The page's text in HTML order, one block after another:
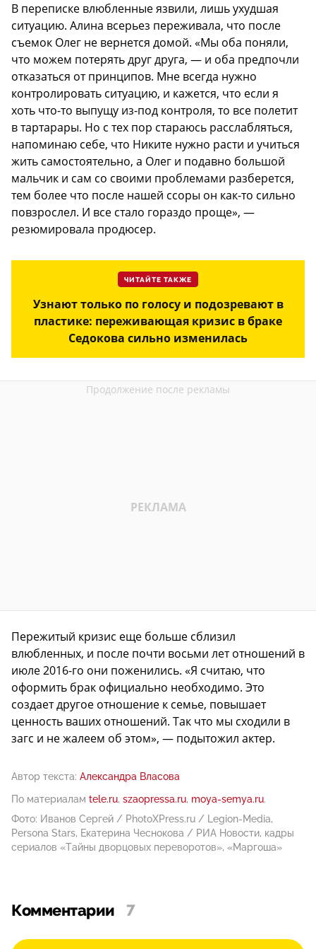
В переписке влюбленные язвили, лишь ухудшая
ситуацию. Алина всерьез переживала, что после
съемок Олег не вернется домой. «Мы оба поняли,
что можем потерять друг друга, — и оба предпочли
отказаться от принципов. Мне всегда нужно
контролировать ситуацию, и кажется, что если я
хоть что-то выпущу из-под контроля, то все полетит
в тартарары. Но с тех пор стараюсь расслаб­ляться,
напоминаю себе, что Никите нужно расти и учиться
жить самостоятельно, а Олег и подавно большой
мальчик и сам со своими проблемами разберется,
тем более что после нашей ссоры он как-то сильно
повзрослел. И все стало гораздо проще», —
резюмировала продюсер.
ЧИТАЙТЕ ТАКЖЕ
Узнают только по голосу и подозревают в
пластике: переживающая кризис в браке
Седокова сильно изменилась
Пережитый кризис еще больше сблизил
влюбленных, и после почти восьми лет отношений в
июле 2016-го они поженились. «Я считаю, что
оформить брак официально необходимо. Это
создает другое отношение к семье, повышает
ценность ваших отношений. Так что мы сходили в
загс и не жалеем об этом», — подытожил актер.
Автор текста: Александра Власова
По материалам tele.ru, szaopressa.ru, moya-semya.ru.
Фото: Иванов Сергей / PhotoXPress.ru / Legion-Media,
Persona Stars, Екатерина Чеснокова / РИА Новости, кадры
сериалов «Тайны дворцовых переворотов», «Маргоша»
Комментарии 7